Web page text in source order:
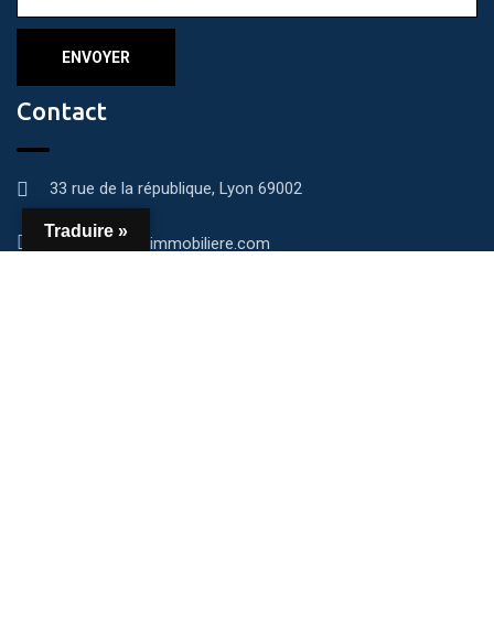
Contact
33 rue de la république, Lyon 69002
contact@aio-immobiliere.com
Traduire »